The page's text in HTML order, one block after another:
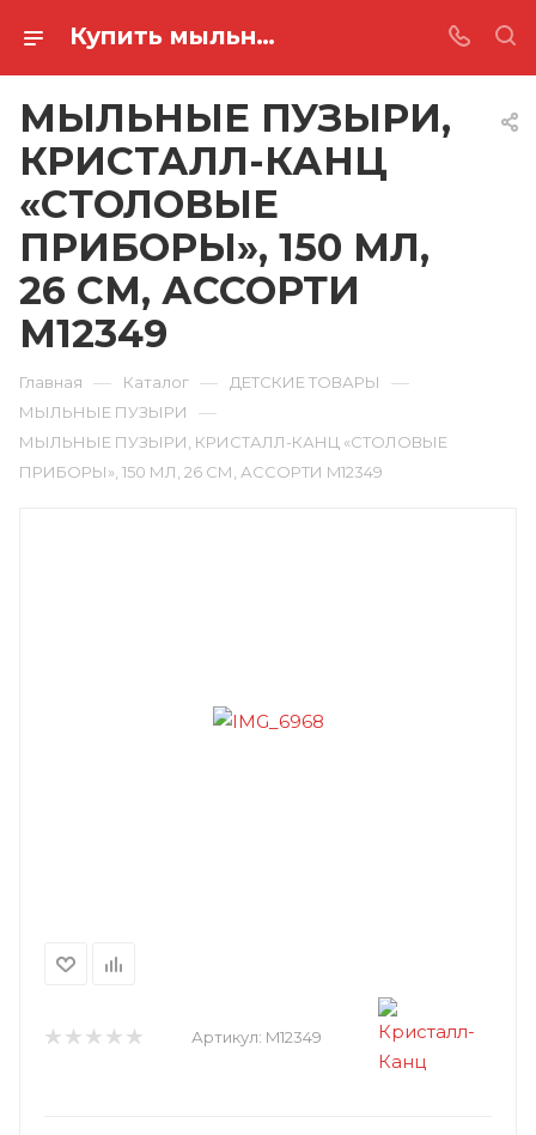
Купить мыльные пузыри, кристалл-канц «столовые приборы», 150 мл, 26 см, ассорти M12349 в Ростове-на-Дону
МЫЛЬНЫЕ ПУЗЫРИ,
КРИСТАЛЛ-КАНЦ
«СТОЛОВЫЕ
ПРИБОРЫ», 150 МЛ,
26 СМ, АССОРТИ
M12349
Главная — Каталог — ДЕТСКИЕ ТОВАРЫ —
МЫЛЬНЫЕ ПУЗЫРИ —
МЫЛЬНЫЕ ПУЗЫРИ, КРИСТАЛЛ-КАНЦ «СТОЛОВЫЕ
ПРИБОРЫ», 150 МЛ, 26 СМ, АССОРТИ M12349
Артикул: M12349